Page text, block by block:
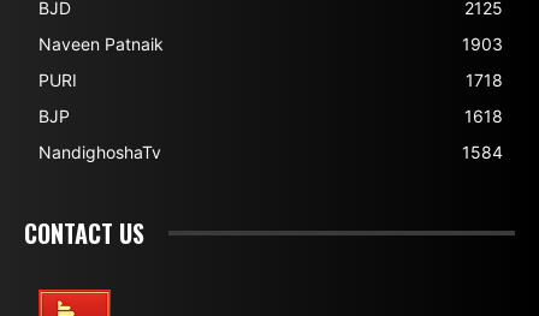
BJD
2125
Naveen Patnaik
1903
PURI
1718
BJP
1618
NandighoshaTv
1584
CONTACT US